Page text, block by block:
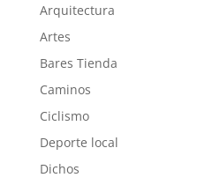
Arquitectura
Artes
Bares Tienda
Caminos
Ciclismo
Deporte local
Dichos